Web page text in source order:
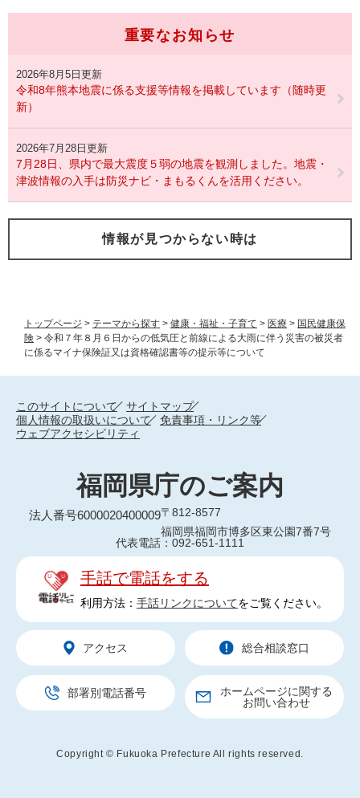
トップページ > テーマから探す > 健康・福祉・子育て > 医療 > 国民健康保
険 > 令和７年８月６日からの低気圧と前線による大雨に伴う災害の被災者
に係るマイナ保険証又は資格確認書等の提示等について
重要なお知らせ
2026年8月5日更新
令和8年熊本地震に係る支援等情報を掲載しています（随時更
新）
2026年7月28日更新
7月28日、県内で最大震度５弱の地震を観測しました。地震・
津波情報の入手は防災ナビ・まもるくんを活用ください。
情報が見つからない時は
このサイトについて
サイトマップ
個人情報の取扱いについて
免責事項・リンク等
ウェブアクセシビリティ
福岡県庁のご案内
法人番号6000020400009〒812-8577
福岡県福岡市博多区東公園7番7号
代表電話：092-651-1111
手話で電話をする
利用方法： 手話リンクについてをご覧ください。
アクセス 総合相談窓口
部署別電話番号
ホームページに関する
お問い合わせ
Copyright © Fukuoka Prefecture All rights reserved.